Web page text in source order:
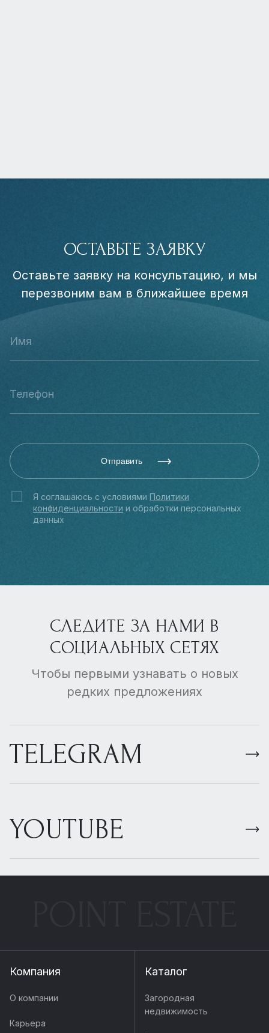
ОСТАВЬТЕ ЗАЯВКУ
Оставьте заявку на консультацию, и мы
перезвоним вам в ближайшее время
Отправить
Я соглашаюсь с условиями Политики
конфиденциальности и обработки персональных
данных
СЛЕДИТЕ ЗА НАМИ В
СОЦИАЛЬНЫХ СЕТЯХ
Чтобы первыми узнавать о новых
редких предложениях
TELEGRAM
YOUTUBE
Компания
О компании
Карьера
Каталог
Загородная
недвижимость